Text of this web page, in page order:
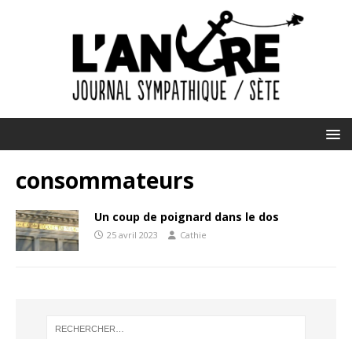
consommateurs
Un coup de poignard dans le dos
25 avril 2023 Cathie